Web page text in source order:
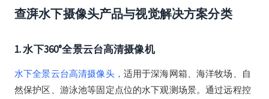
查湃水下摄像头产品与视觉解决方案分类
1.水下360°全景云台高清摄像机
水下全景云台高清摄像头， 适用于深海网箱、海洋牧场、自
然保护区、游泳池等固定点位的水下观测场景。通过远程控